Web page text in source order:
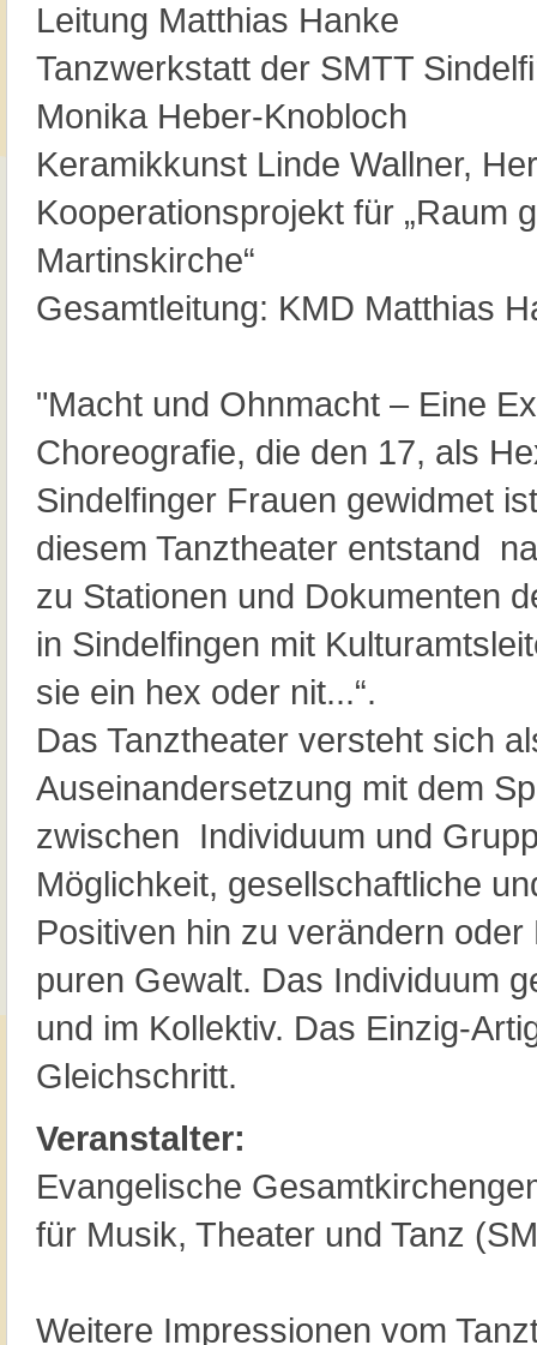
Leitung Matthias Hanke
Tanzwerkstatt der SMTT
Monika Heber-Knobloch
Keramikkunst Linde Wallner,
Kooperationsprojekt für „Raum
Martinskirche“
Gesamtleitung: KMD Matthias
"Macht und Ohnmacht – Eine
Choreografie, die den 17, als
Sindelfinger Frauen gewidmet
diesem Tanztheater entstand
zu Stationen und Dokumenten
in Sindelfingen mit
sie ein hex oder nit...“.
Das Tanztheater versteht sich
Auseinandersetzung mit dem
zwischen Individuum und
Möglichkeit, gesellschaftliche
Positiven hin zu verändern
puren Gewalt. Das Individuum
und im Kollektiv. Das Einzig-
Gleichschritt.
Veranstalter:
Evangelische
für Musik, Theater und Tanz
Weitere Impressionen vom